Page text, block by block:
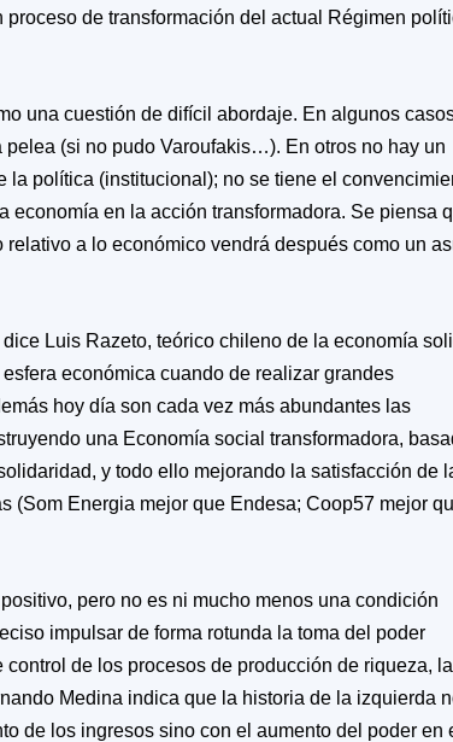
de transformación del actual Régimen
una cuestión de difícil abordaje. En algunos
(si no pudo Varoufakis…). En otros no hay un
la política (institucional); no se tiene el
economía en la acción transformadora. Se piensa
relativo a lo económico vendrá después como un
Luis Razeto, teórico chileno de la economía
económica cuando de realizar grandes
hoy día son cada vez más abundantes las
una Economía social transformadora,
y todo ello mejorando la satisfacción de
(Som Energia mejor que Endesa; Coop57 mejor
pero no es ni mucho menos una condición
impulsar de forma rotunda la toma del poder
de los procesos de producción de riqueza, la
Medina indica que la historia de la izquierda
de los ingresos sino con el aumento del poder en